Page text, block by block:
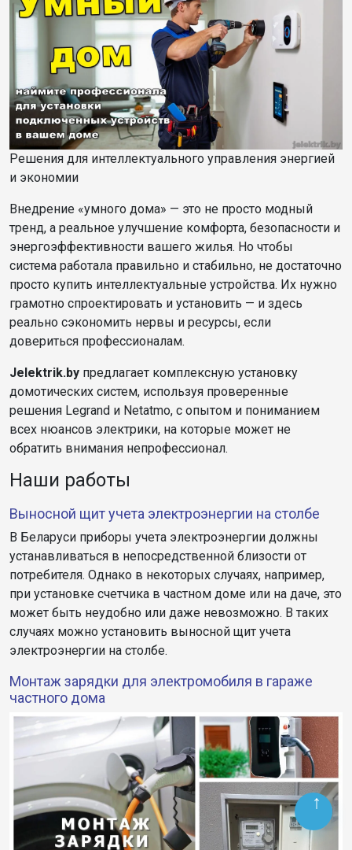
Решения для интеллектуального управления энергией
и экономии
Внедрение «умного дома» — это не просто модный
тренд, а реальное улучшение комфорта, безопасности и
энергоэффективности вашего жилья. Но чтобы
система работала правильно и стабильно, не достаточно
просто купить интеллектуальные устройства. Их нужно
грамотно спроектировать и установить — и здесь
реально сэкономить нервы и ресурсы, если
довериться профессионалам.
Jelektrik.by предлагает комплексную установку
домотических систем, используя проверенные
решения Legrand и Netatmo, с опытом и пониманием
всех нюансов электрики, на которые может не
обратить внимания непрофессионал.
Наши работы
Выносной щит учета электроэнергии на столбе
В Беларуси приборы учета электроэнергии должны
устанавливаться в непосредственной близости от
потребителя. Однако в некоторых случаях, например,
при установке счетчика в частном доме или на даче, это
может быть неудобно или даже невозможно. В таких
случаях можно установить выносной щит учета
электроэнергии на столбе.
Монтаж зарядки для электромобиля в гараже
частного дома